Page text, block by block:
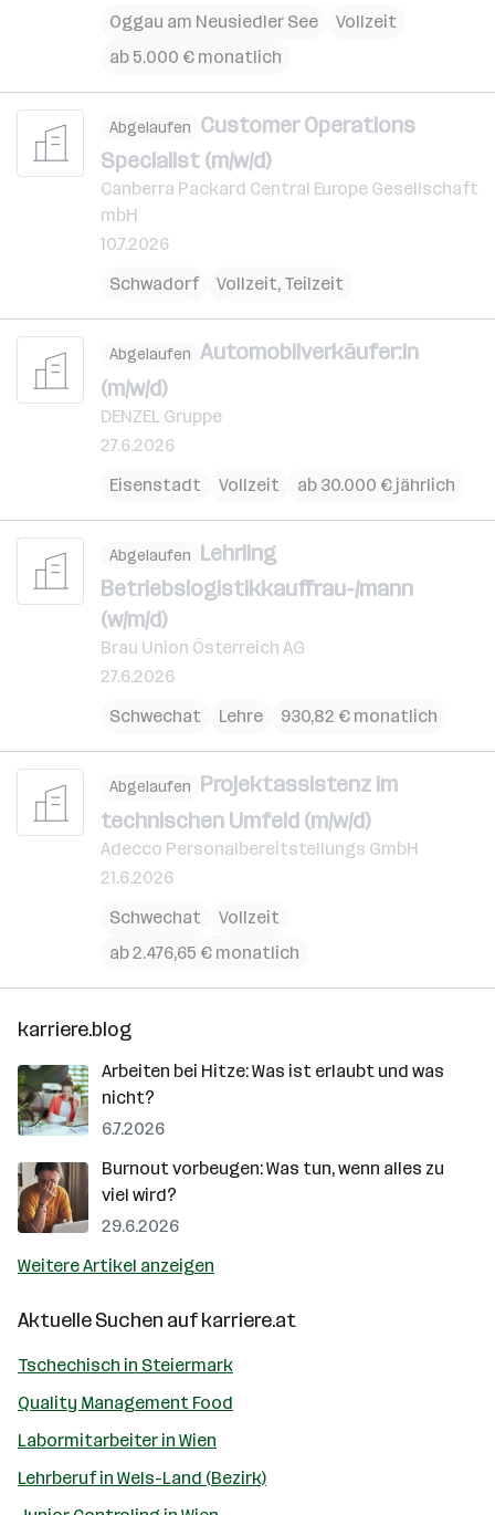
Oggau am Neusiedler See
Vollzeit
ab 5.000 € monatlich
Abgelaufen Customer Operations
Specialist (m/w/d)
Canberra Packard Central Europe Gesellschaft
mbH
10.7.2026
Schwadorf
Vollzeit, Teilzeit
Abgelaufen Automobilverkäufer:in
(m/w/d)
DENZEL Gruppe
27.6.2026
Eisenstadt
Vollzeit ab 30.000 € jährlich
Abgelaufen Lehrling
Betriebslogistikkauffrau-/mann
(w/m/d)
Brau Union Österreich AG
27.6.2026
Schwechat
Lehre 930,82 € monatlich
Abgelaufen Projektassistenz im
technischen Umfeld (m/w/d)
Adecco Personalbereitstellungs GmbH
21.6.2026
Schwechat
Vollzeit
ab 2.476,65 € monatlich
karriere.blog
Arbeiten bei Hitze: Was ist erlaubt und was
nicht?
6.7.2026
Burnout vorbeugen: Was tun, wenn alles zu
viel wird?
29.6.2026
Weitere Artikel anzeigen
Aktuelle Suchen aufkarriere.at
Tschechisch in Steiermark
Quality Management Food
Labormitarbeiter in Wien
Lehrberuf in Wels-Land (Bezirk)